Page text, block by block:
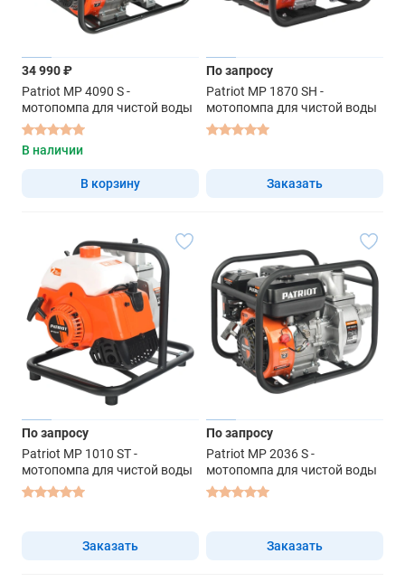
34 990 ₽
Patriot MP 4090 S -
мотопомпа для чистой воды
В наличии
В корзину
По запросу
Patriot MP 1870 SH -
мотопомпа для чистой воды
Заказать
По запросу
Patriot MP 1010 ST -
мотопомпа для чистой воды
Заказать
По запросу
Patriot MP 2036 S -
мотопомпа для чистой воды
Заказать